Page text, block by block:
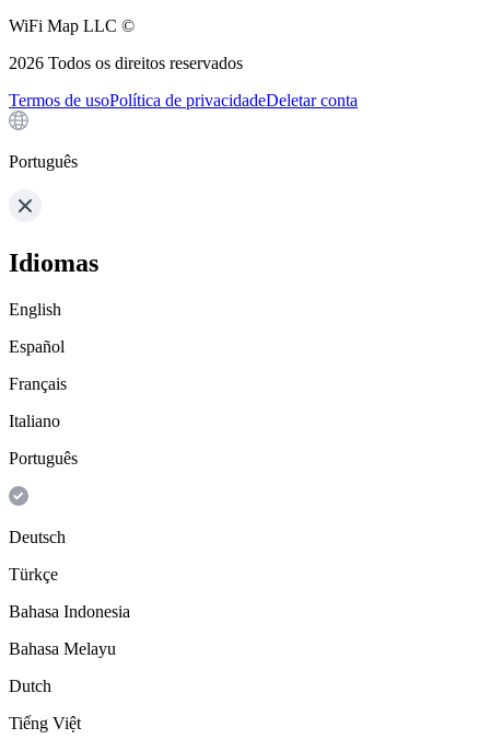
WiFi Map LLC ©
2026 Todos os direitos reservados
Termos de usoPolítica de privacidadeDeletar conta
Português
Idiomas
English
Español
Français
Italiano
Português
Deutsch
Türkçe
Bahasa Indonesia
Bahasa Melayu
Dutch
Tiếng Việt